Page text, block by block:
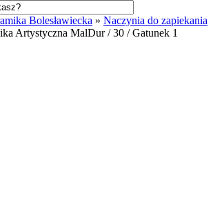
Bolesławiecka » Naczynia do zapiekania
Artystyczna MalDur / 30 / Gatunek 1